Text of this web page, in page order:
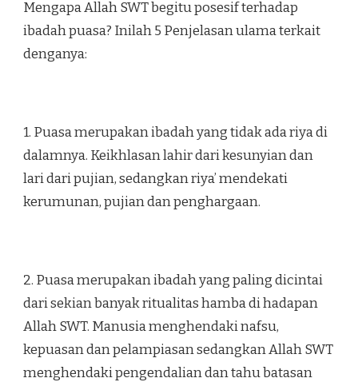
Mengapa Allah SWT begitu posesif terhadap
ibadah puasa? Inilah 5 Penjelasan ulama terkait
denganya:
1. Puasa merupakan ibadah yang tidak ada riya di
dalamnya. Keikhlasan lahir dari kesunyian dan
lari dari pujian, sedangkan riya’ mendekati
kerumunan, pujian dan penghargaan.
2. Puasa merupakan ibadah yang paling dicintai
dari sekian banyak ritualitas hamba di hadapan
Allah SWT. Manusia menghendaki nafsu,
kepuasan dan pelampiasan sedangkan Allah SWT
menghendaki pengendalian dan tahu batasan